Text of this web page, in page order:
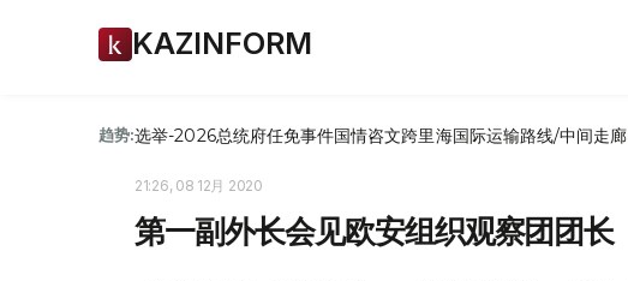
KAZINFORM
趋势:选举-2026总统府任免事件国情咨文跨里海国际运输路线/中间走廊
21:26, 08 12月 2020
第一副外长会见欧安组织观察团团长